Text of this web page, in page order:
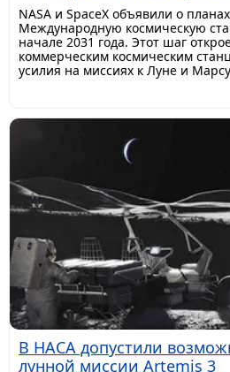
NASA и SpaceX объявили о
Международную космическую
начале 2031 года. Этот шаг
коммерческим космическим
усилия на миссиях к Луне и
В НАСА допустили
лунной миссии Artemis 3